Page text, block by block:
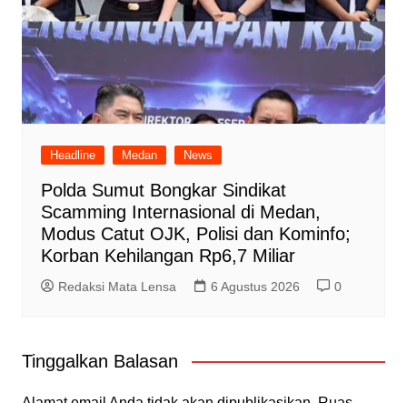
Headline Medan News
Polda Sumut Bongkar Sindikat
Scamming Internasional di Medan,
Modus Catut OJK, Polisi dan Kominfo;
Korban Kehilangan Rp6,7 Miliar
Redaksi Mata Lensa 6 Agustus 2026 0
Tinggalkan Balasan